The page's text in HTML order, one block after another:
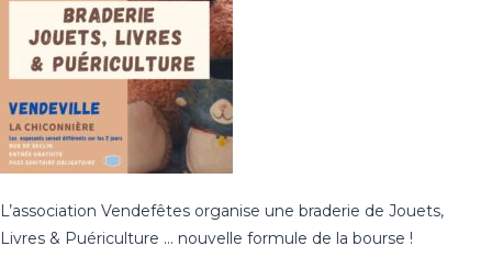
L’association Vendefêtes organise une braderie de Jouets,
Livres & Puériculture … nouvelle formule de la bourse !